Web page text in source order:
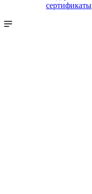
сертификаты